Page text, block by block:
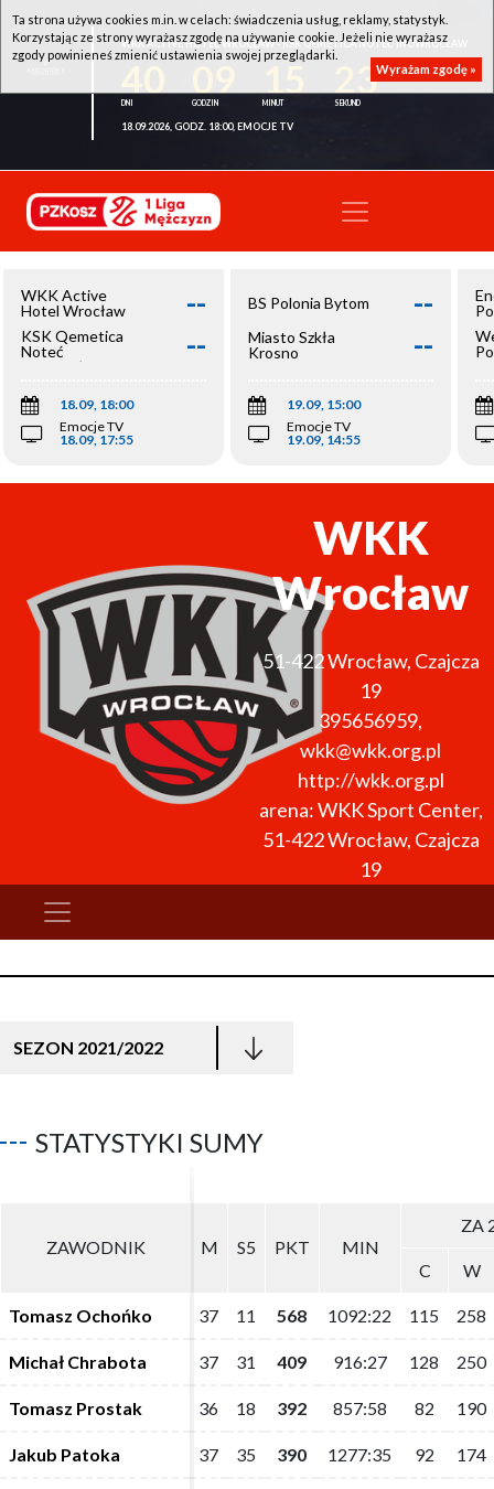
WKK ACTIVE HOTEL WROCŁAW - KSK QEMETICA NOTEĆ INOWROCŁAW
23
18.09.2026, GODZ. 18:00, EMOCJE TV
WKK Active
Hotel Wrocław
--
KSK Qemetica
Noteć
Inowrocław
--
18.09, 18:00
Emocje TV
18.09, 17:55
BS Polonia Bytom --
Miasto Szkła
Krosno
--
19.09, 15:00
Emocje TV
19.09, 14:55
WKK
Wrocław
51-422Wrocław, Czajcza
19
395656959,
wkk@wkk.org.pl
http://wkk.org.pl
arena: WKK Sport Center,
51-422 Wrocław, Czajcza
19
SEZON 2021/2022
STATYSTYKI SUMY
ZAWODNIK M S5 PKT MIN
ZA
C W
Tomasz Ochońko 37 11 568 1092:22 115 258
Michał Chrabota 37 31 409 916:27 128 250
Tomasz Prostak 36 18 392 857:58 82 190
Jakub Patoka 37 35 390 1277:35 92 174
ZAWODNIK M S5 PKT MIN
ZA
C W
Tomasz Ochońko 37 11 568 1092:22 115 258
Michał Chrabota 37 31 409 916:27 128 250
Tomasz Prostak 36 18 392 857:58 82 190
Jakub Patoka 37 35 390 1277:35 92 174
Ta strona używa cookies m.in. w celach: świadczenia usług, reklamy, statystyk.
Korzystając ze strony wyrażasz zgodę na używanie cookie. Jeżeli nie wyrażasz
zgody powinieneś zmienić ustawienia swojej przeglądarki.
Wyrażam zgodę »